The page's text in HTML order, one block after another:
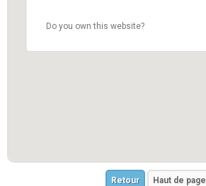
Do you own this website?
Retour Haut de page